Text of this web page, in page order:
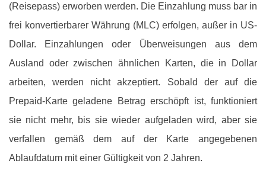
(Reisepass) erworben werden. Die Einzahlung muss bar in
frei konvertierbarer Währung (MLC) erfolgen, außer in US-
Dollar. Einzahlungen oder Überweisungen aus dem
Ausland oder zwischen ähnlichen Karten, die in Dollar
arbeiten, werden nicht akzeptiert. Sobald der auf die
Prepaid-Karte geladene Betrag erschöpft ist, funktioniert
sie nicht mehr, bis sie wieder aufgeladen wird, aber sie
verfallen gemäß dem auf der Karte angegebenen
Ablaufdatum mit einer Gültigkeit von 2 Jahren.